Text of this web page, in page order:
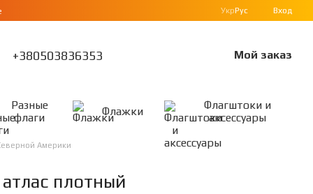
УкрРус Вход
+380503836353 Мой заказ
Разные
флаги
Флажки
Флагштоки и
аксессуары
Америки
плотный